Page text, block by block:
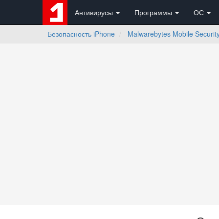
Антивирусы Программы ОС
Безопасность iPhone Malwarebytes Mobile